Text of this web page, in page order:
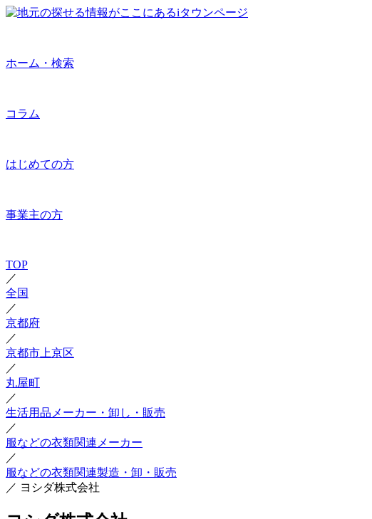
ホーム・検索
コラム
はじめての方
事業主の方
TOP
／
全国
／
京都府
／
京都市上京区
／
丸屋町
／
生活用品メーカー・卸し・販売
／
服などの衣類関連メーカー
／
服などの衣類関連製造・卸・販売
／ ヨシダ株式会社